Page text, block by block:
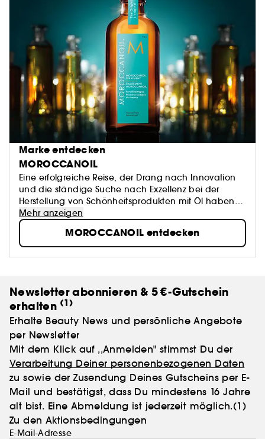
Marke entdecken
MOROCCANOIL
Eine erfolgreiche Reise, der Drang nach Innovation
und die ständige Suche nach Exzellenz bei der
Herstellung von Schönheitsprodukten mit Öl haben
eine Marke geprägt, die inzwischen zu einer Ikone
geworden ist: Moroccanoil.
Mehr anzeigen
MOROCCANOIL entdecken
Newsletter abonnieren & 5 €-Gutschein
erhalten (1)
Erhalte Beauty News und persönliche Angebote
per Newsletter
Mit dem Klick auf ,,Anmelden" stimmst Du der
Verarbeitung Deiner personenbezogenen Daten
zu sowie der Zusendung Deines Gutscheins per E-
Mail und bestätigst, dass Du mindestens 16 Jahre
alt bist. Eine Abmeldung ist jederzeit möglich.(1)
Zu den Aktionsbedingungen
E-Mail-Adresse